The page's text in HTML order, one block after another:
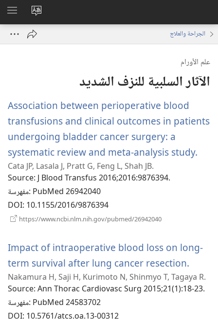
تغيير
لغة
الموقع
الجراحة والعلاج
علم الأورام
الآثار السلبية للنزف الشديد
Association between perioperative blood
transfusions and clinical outcomes in patients
undergoing bladder cancer surgery: a
systematic review and meta-analysis study.
Cata JP, Lasala J, Pratt G, Feng L, Shah JB.
Source‎: J Blood Transfus 2016;2016:9876394.
مفهرسة‎: PubMed 26942040
DOI‎: 10.1155/2016/9876394
https://www.ncbi.nlm.nih.gov/pubmed/26942040
Impact of intraoperative blood loss on long-
term survival after lung cancer resection.
نافذة
Nakamura H, Saji H, Kurimoto N, Shinmyo T, Tagaya R.
Source‎: Ann Thorac Cardiovasc Surg 2015;21(1):18-23.
مفهرسة‎: PubMed 24583702
DOI‎: 10.5761/atcs.oa.13-00312